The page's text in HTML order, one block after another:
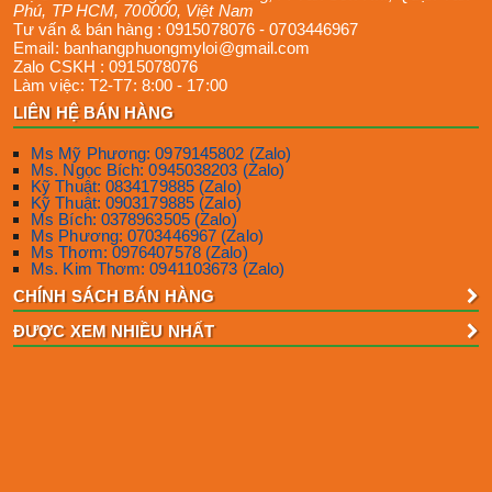
Phú, TP HCM, 700000, Việt Nam
Tư vấn & bán hàng : 0915078076 -0703446967
Email: banhangphuongmyloi@gmail.com
Zalo CSKH :0915078076
Làm việc: T2-T7: 8:00 - 17:00
LIÊN HỆ BÁN HÀNG
Ms Mỹ Phương: 0979145802 (Zalo)
Ms. Ngọc Bích: 0945038203 (Zalo)
Kỹ Thuật: 0834179885 (Zalo)
Kỹ Thuật: 0903179885 (Zalo)
Ms Bích: 0378963505 (Zalo)
Ms Phương: 0703446967 (Zalo)
Ms Thơm: 0976407578 (Zalo)
Ms. Kim Thơm: 0941103673 (Zalo)
CHÍNH SÁCH BÁN HÀNG
ĐƯỢC XEM NHIỀU NHẤT